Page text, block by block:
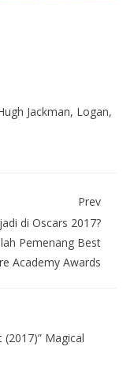
Jackman, Logan,
Prev
di Oscars 2017?
Pemenang Best
Academy Awards
Magical